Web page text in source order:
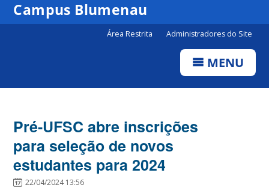
Campus Blumenau
Área Restrita Administradores do Site
MENU
Pré-UFSC abre inscrições
para seleção de novos
estudantes para 2024
22/04/2024 13:56